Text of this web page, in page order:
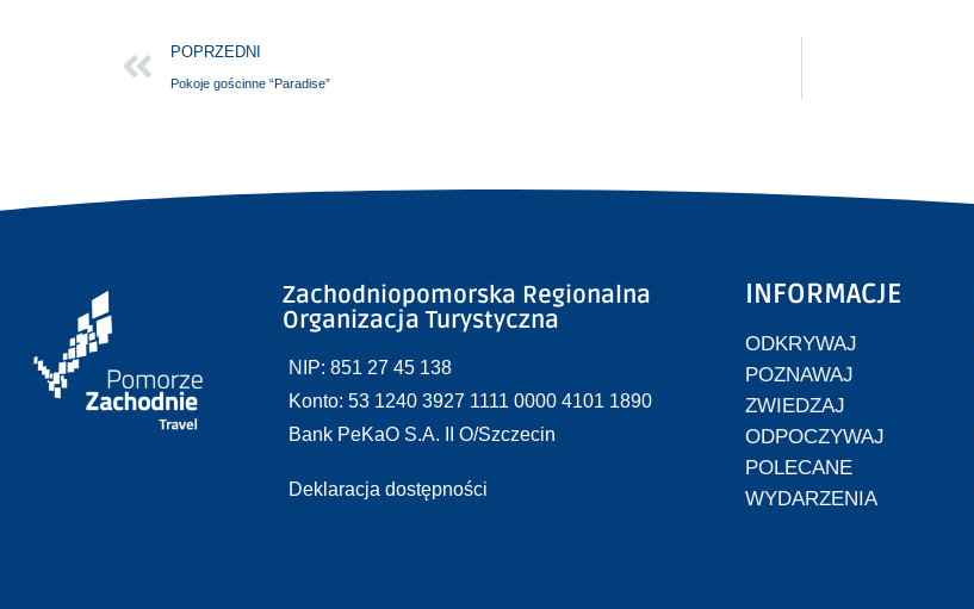
POPRZEDNI
Pokoje gościnne “Paradise”
Zachodniopomorska Regionalna
Organizacja Turystyczna
NIP: 851 27 45 138
Konto: 53 1240 3927 1111 0000 4101 1890
Bank PeKaO S.A. II O/Szczecin
Deklaracja dostępności
INFORMACJE
ODKRYWAJ
POZNAWAJ
ZWIEDZAJ
ODPOCZYWAJ
POLECANE
WYDARZENIA